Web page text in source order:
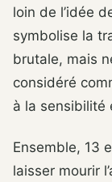
loin de l’idée
symbolise la
brutale, mais
considéré
à la sensibilité
Ensemble, 13
laisser mourir